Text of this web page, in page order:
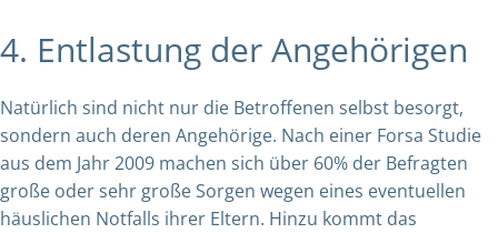
4. Entlastung der Angehörigen
Natürlich sind nicht nur die Betroffenen selbst besorgt,
sondern auch deren Angehörige. Nach einer Forsa Studie
aus dem Jahr 2009 machen sich über 60% der Befragten
große oder sehr große Sorgen wegen eines eventuellen
häuslichen Notfalls ihrer Eltern. Hinzu kommt das